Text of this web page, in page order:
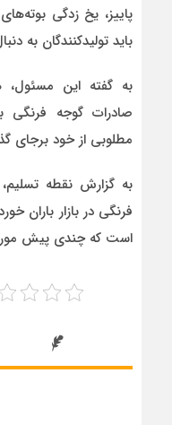
پاییز، یخ زدگی
باید تولیدکنندگان به
به گفته این مسئول،
صادرات گوجه
مطلوبی از خود برجای
به گزارش نقطه
فرنگی در بازار باران
است که چندی پیش مورد